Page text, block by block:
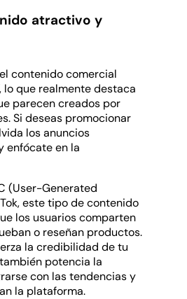
atractivo y
contenido comercial
lo que realmente destaca
parecen creados por
Si deseas promocionar
los anuncios
enfócate en la
(User-Generated
este tipo de contenido
los usuarios comparten
o reseñan productos.
la credibilidad de tu
potencia la
con las tendencias y
la plataforma.